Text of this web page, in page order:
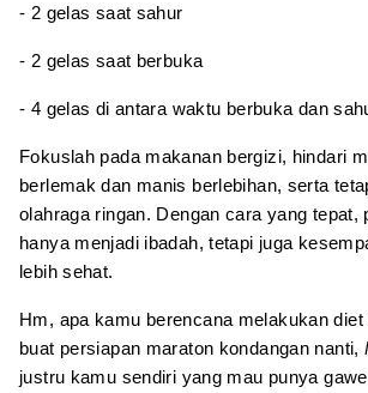
- 2 gelas saat sahur
- 2 gelas saat berbuka
- 4 gelas di antara waktu berbuka dan
Fokuslah pada makanan bergizi, hindari
berlemak dan manis berlebihan, serta
olahraga ringan. Dengan cara yang tepat,
hanya menjadi ibadah, tetapi juga
lebih sehat.
Hm, apa kamu berencana melakukan
buat persiapan maraton kondangan nanti,
justru kamu sendiri yang mau punya